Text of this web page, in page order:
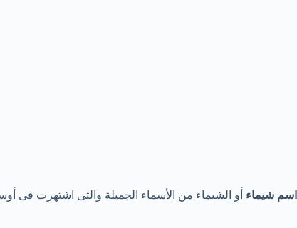
اسم شيماء أو الشيماء من الأسماء الجميلة والتى اشتهرت فى